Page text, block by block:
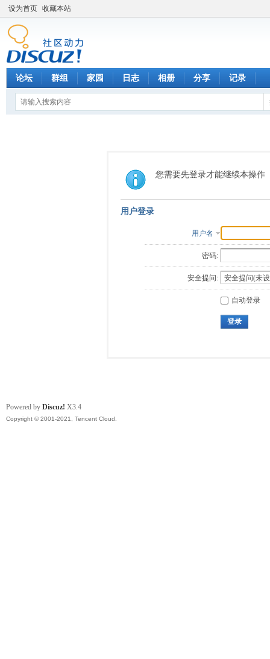
设为首页 收藏本站
论坛 群组 家园 日志 相册 分享 记录
您需要先登录才能继续本操作
用户登录
用户名
密码:
安全提问:
自动登录
登录
Powered by Discuz! X3.4
Copyright © 2001-2021, Tencent Cloud.